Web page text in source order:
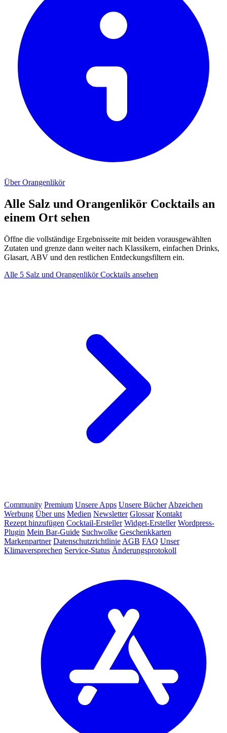
Über Orangenlikör
Alle Salz und Orangenlikör Cocktails an
einem Ort sehen
Öffne die vollständige Ergebnisseite mit beiden vorausgewählten
Zutaten und grenze dann weiter nach Klassikern, einfachen Drinks,
Glasart, ABV und den restlichen Entdeckungsfiltern ein.
Alle 5 Salz und Orangenlikör Cocktails ansehen
Community Premium Unsere Apps Unsere Bücher Abzeichen
Werbung Über uns Medien Newsletter Glossar Kontakt
Rezept hinzufügen Cocktail-Ersteller Widget-Ersteller Wordpress-
Plugin Mein Bar-Guide Suchwolke Geschenkkarten
Markenpartner Datenschutzrichtlinie AGB FAQ Unser
Klimaversprechen Service-Status Änderungsprotokoll